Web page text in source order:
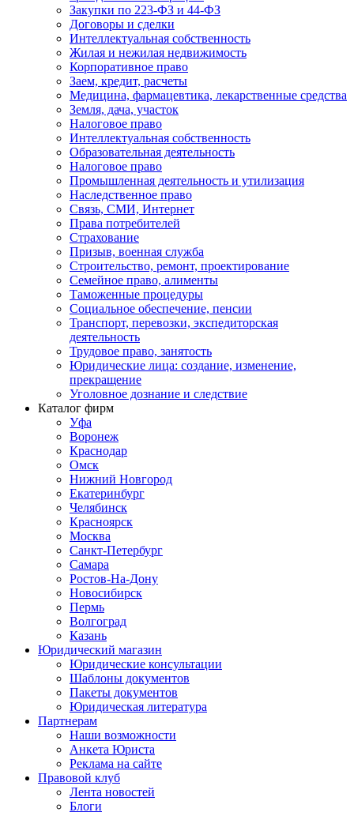
Закупки по 223-ФЗ и 44-ФЗ
Договоры и сделки
Интеллектуальная собственность
Жилая и нежилая недвижимость
Корпоративное право
Заем, кредит, расчеты
Медицина, фармацевтика, лекарственные средства
Земля, дача, участок
Налоговое право
Интеллектуальная собственность
Образовательная деятельность
Налоговое право
Промышленная деятельность и утилизация
Наследственное право
Связь, СМИ, Интернет
Права потребителей
Страхование
Призыв, военная служба
Строительство, ремонт, проектирование
Семейное право, алименты
Таможенные процедуры
Социальное обеспечение, пенсии
Транспорт, перевозки, экспедиторская
деятельность
Трудовое право, занятость
Юридические лица: создание, изменение,
прекращение
Уголовное дознание и следствие
Каталог фирм
Уфа
Воронеж
Краснодар
Омск
Нижний Новгород
Екатеринбург
Челябинск
Красноярск
Москва
Санкт-Петербург
Самара
Ростов-На-Дону
Новосибирск
Пермь
Волгоград
Казань
Юридический магазин
Юридические консультации
Шаблоны документов
Пакеты документов
Юридическая литература
Партнерам
Наши возможности
Анкета Юриста
Реклама на сайте
Правовой клуб
Лента новостей
Блоги